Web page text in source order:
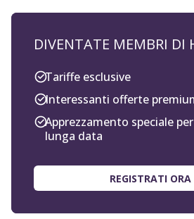
DIVENTATE MEMBRI DI
Tariffe esclusive
Interessanti offerte
Apprezzamento speciale
lunga data
REGISTRATI ORA